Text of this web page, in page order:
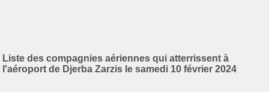
Liste des compagnies aériennes qui atterrissent à
l'aéroport de Djerba Zarzis le samedi 10 février 2024